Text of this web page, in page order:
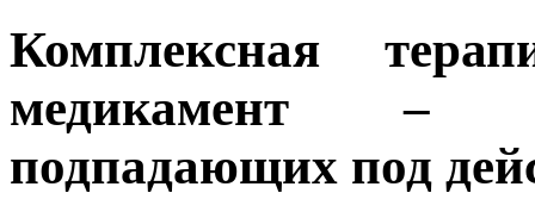
Комплексная
медикамент –
подпадающих под